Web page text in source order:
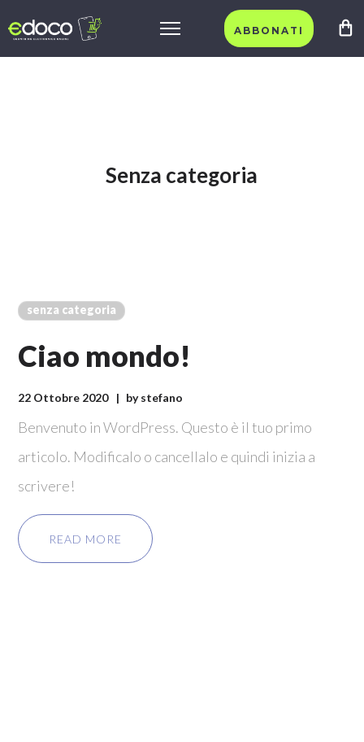
ABBONATI
Senza categoria
senza categoria
Ciao mondo!
22 Ottobre 2020 bystefano
Benvenuto in WordPress. Questo è il tuo primo
articolo. Modificalo o cancellalo e quindi inizia a
scrivere!
READ MORE